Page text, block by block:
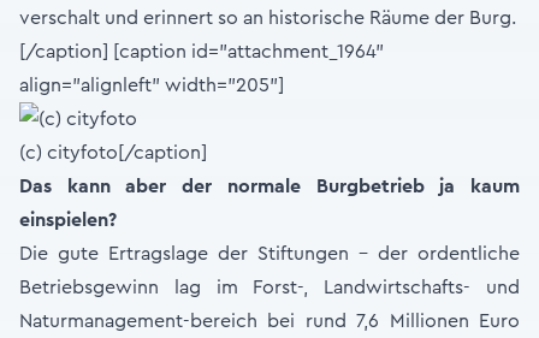
verschalt und erinnert so an historische Räume der Burg.
[/caption] [caption id="attachment_1964"
align="alignleft" width="205"]
(c) cityfoto[/caption]
Das kann aber der normale Burgbetrieb ja kaum
einspielen?
Die gute Ertragslage der Stiftungen - der ordentliche
Betriebsgewinn lag im Forst-, Landwirtschafts- und
Naturmanagement-bereich bei rund 7,6 Millionen Euro